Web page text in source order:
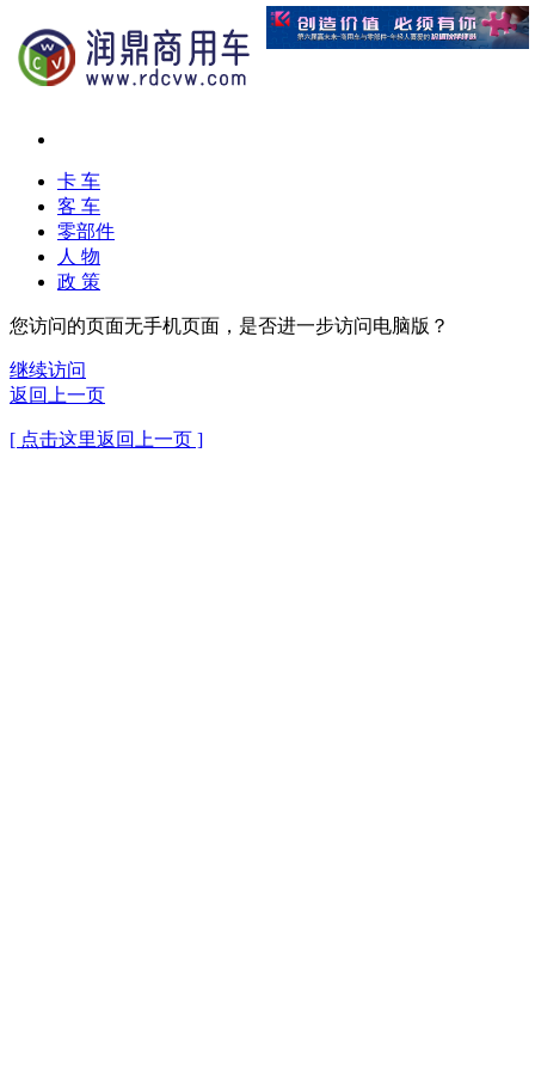
卡 车
客 车
零部件
人 物
政 策
您访问的页面无手机页面，是否进一步访问电脑版？
继续访问
返回上一页
[ 点击这里返回上一页 ]